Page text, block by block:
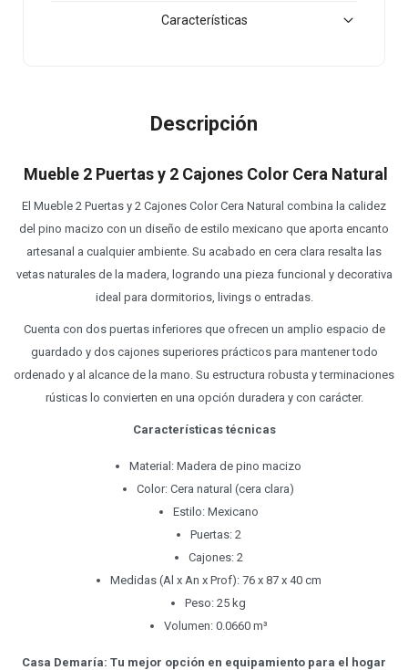
Características
Descripción
Mueble 2 Puertas y 2 Cajones Color Cera Natural
El Mueble 2 Puertas y 2 Cajones Color Cera Natural combina la calidez
del pino macizo con un diseño de estilo mexicano que aporta encanto
artesanal a cualquier ambiente. Su acabado en cera clara resalta las
vetas naturales de la madera, logrando una pieza funcional y decorativa
ideal para dormitorios, livings o entradas.
Cuenta con dos puertas inferiores que ofrecen un amplio espacio de
guardado y dos cajones superiores prácticos para mantener todo
ordenado y al alcance de la mano. Su estructura robusta y terminaciones
rústicas lo convierten en una opción duradera y con carácter.
Características técnicas
Material: Madera de pino macizo
Color: Cera natural (cera clara)
Estilo: Mexicano
Puertas: 2
Cajones: 2
Medidas (Al x An x Prof): 76 x 87 x 40 cm
Peso: 25 kg
Volumen: 0.0660 m³
Casa Demaría: Tu mejor opción en equipamiento para el hogar